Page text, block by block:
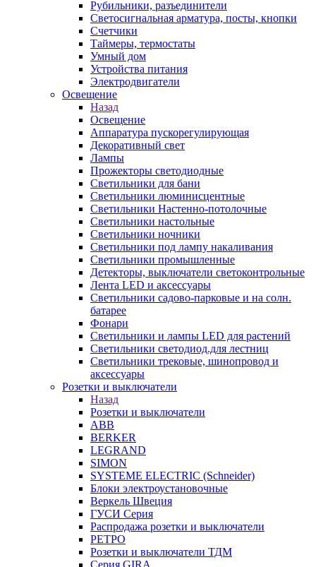
Рубильники, разъединители
Светосигнальная арматура, посты, кнопки
Счетчики
Таймеры, термостаты
Умный дом
Устройства питания
Электродвигатели
Освещение
Назад
Освещение
Аппаратура пускорегулирующая
Декоративный свет
Лампы
Прожекторы светодиодные
Светильники для бани
Светильники люминисцентные
Светильники Настенно-потолочные
Светильники настольные
Светильники ночники
Светильники под лампу накаливания
Светильники промышленные
Детекторы, выключатели светоконтрольные
Лента LED и аксессуары
Светильники садово-парковые и на солн.
батарее
Фонари
Светильники и лампы LED для растений
Светильники светодиод.для лестниц
Светильники трековые, шинопровод и
аксессуары
Розетки и выключатели
Назад
Розетки и выключатели
ABB
BERKER
LEGRAND
SIMON
SYSTEME ELECTRIC (Schneider)
Блоки электроустановочные
Веркель Швеция
ГУСИ Серия
Распродажа розетки и выключатели
РЕТРО
Розетки и выключатели ТДМ